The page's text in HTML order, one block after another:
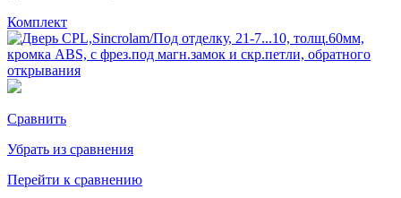
Комплект
Сравнить
Убрать из сравнения
Перейти к сравнению